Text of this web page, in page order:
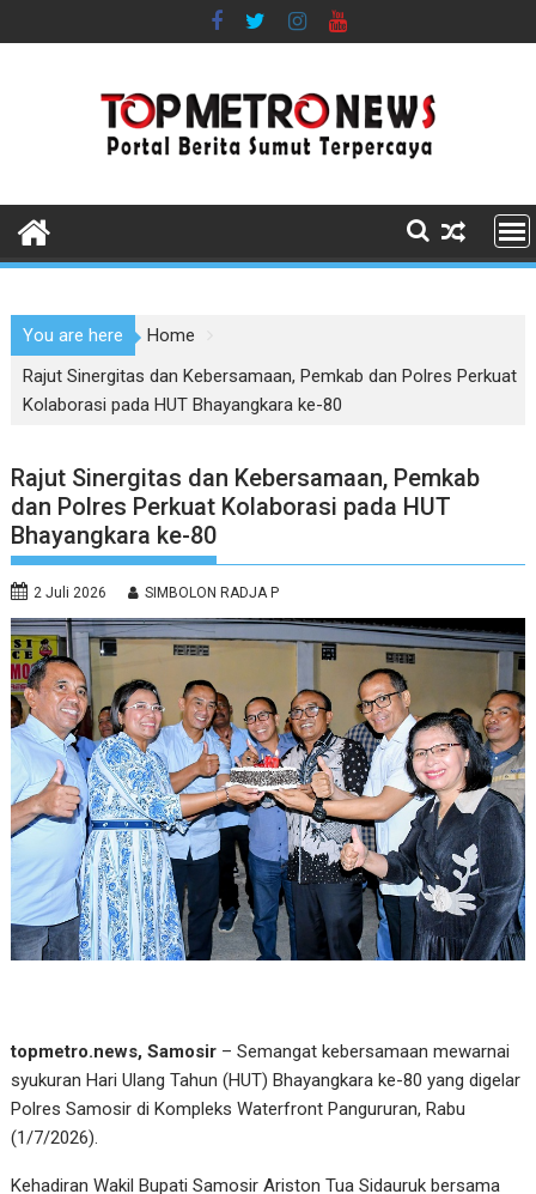
to
You are here
Home
Rajut Sinergitas dan Kebersamaan, Pemkab dan Polres Perkuat
Kolaborasi pada HUT Bhayangkara ke-80
Rajut Sinergitas dan Kebersamaan, Pemkab
dan Polres Perkuat Kolaborasi pada HUT
Bhayangkara ke-80
2 Juli 2026 SIMBOLON RADJA P
topmetro.news, Samosir – Semangat kebersamaan mewarnai
syukuran Hari Ulang Tahun (HUT) Bhayangkara ke-80 yang digelar
Polres Samosir di Kompleks Waterfront Pangururan, Rabu
(1/7/2026).
Kehadiran Wakil Bupati Samosir Ariston Tua Sidauruk bersama